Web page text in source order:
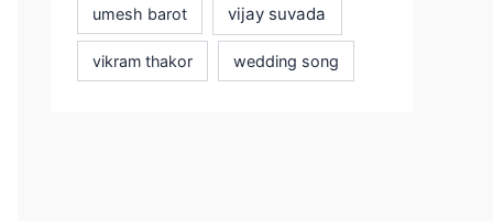
umesh barot vijay suvada
vikram thakor wedding song